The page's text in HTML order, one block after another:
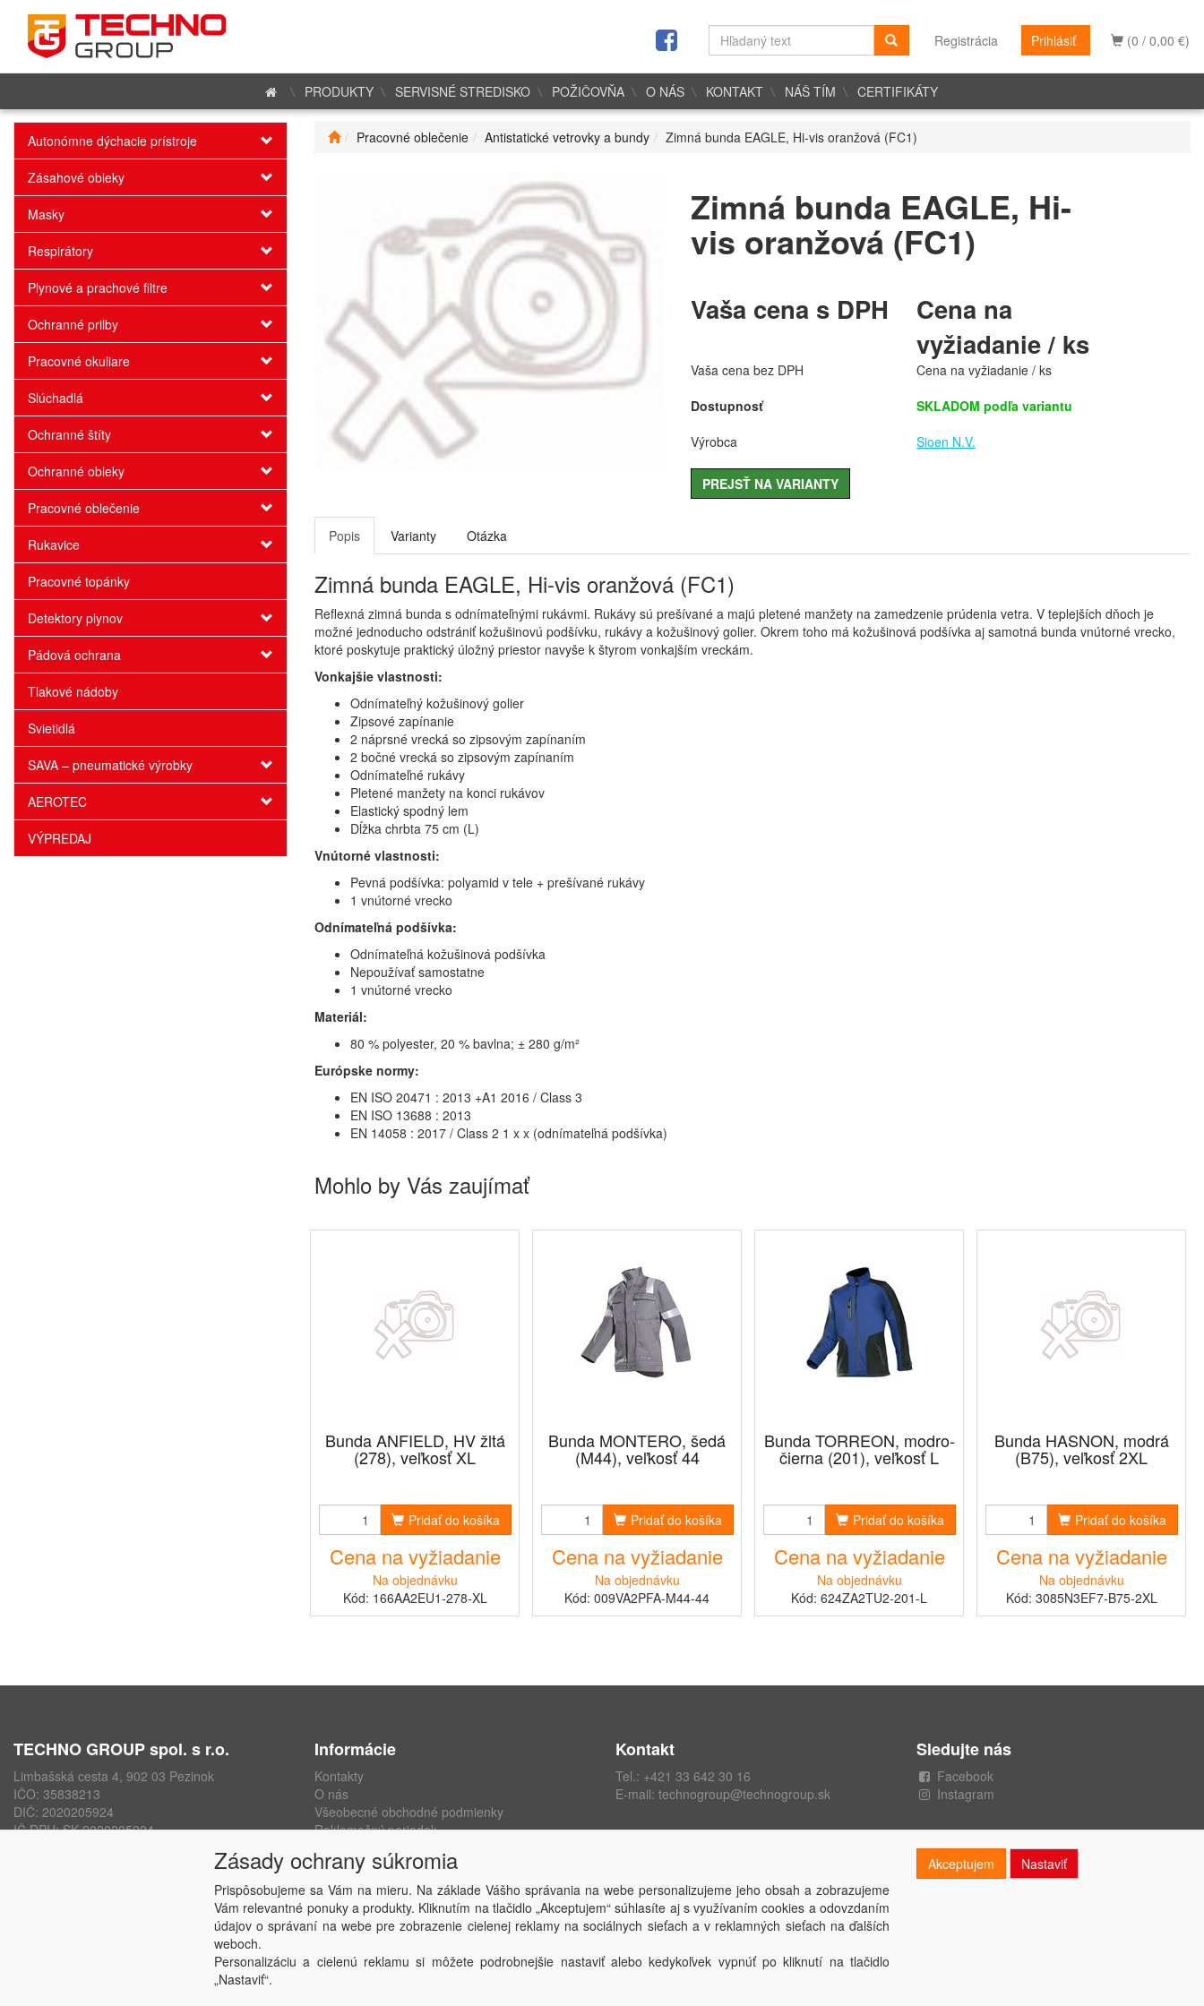
(0 / 0,00 €)
Registrácia Prihlásiť
PRODUKTY SERVISNÉ STREDISKO POŽIČOVŇA O NÁS KONTAKT NÁŠ TÍM CERTIFIKÁTY
Autonómne dýchacie prístroje
Zásahové obleky
Masky
Respirátory
Plynové a prachové filtre
Ochranné prilby
Pracovné okuliare
Slúchadlá
Ochranné štíty
Ochranné obleky
Pracovné oblečenie
Rukavice
Pracovné topánky
Detektory plynov
Pádová ochrana
Tlakové nádoby
Svietidlá
SAVA – pneumatické výrobky
AEROTEC
VÝPREDAJ
Pracovné oblečenie Antistatické vetrovky a bundy Zimná bunda EAGLE, Hi-vis oranžová (FC1)
Zimná bunda EAGLE, Hi-
vis oranžová (FC1)
Vaša cena s DPH
Cena na
vyžiadanie / ks
Vaša cena bez DPH
Cena na vyžiadanie / ks
Dostupnosť
SKLADOM podľa variantu
Výrobca
Sioen N.V.
PREJSŤ NA VARIANTY
Popis Varianty Otázka
Zimná bunda EAGLE, Hi-vis oranžová (FC1)
Reflexná zimná bunda s odnímateľnými rukávmi. Rukávy sú prešívané a majú pletené manžety na zamedzenie prúdenia vetra. V teplejších dňoch je
možné jednoducho odstrániť kožušinovú podšívku, rukávy a kožušinový golier. Okrem toho má kožušinová podšívka aj samotná bunda vnútorné vrecko,
ktoré poskytuje praktický úložný priestor navyše k štyrom vonkajším vreckám.
Vonkajšie vlastnosti:
Odnímateľný kožušinový golier
Zipsové zapínanie
2 náprsné vrecká so zipsovým zapínaním
2 bočné vrecká so zipsovým zapínaním
Odnímateľné rukávy
Pletené manžety na konci rukávov
Elastický spodný lem
Dĺžka chrbta 75 cm (L)
Vnútorné vlastnosti:
Pevná podšívka: polyamid v tele + prešívané rukávy
1 vnútorné vrecko
Odnímateľná podšívka:
Odnímateľná kožušinová podšívka
Nepoužívať samostatne
1 vnútorné vrecko
Materiál:
80 % polyester, 20 % bavlna; ± 280 g/m²
Európske normy:
EN ISO 20471 : 2013 +A1 2016 / Class 3
EN ISO 13688 : 2013
EN 14058 : 2017 / Class 2 1 x x (odnímateľná podšívka)
Mohlo by Vás zaujímať
Bunda ANFIELD, HV žltá
(278), veľkosť XL
Pridať do košíka
Cena na vyžiadanie
Na objednávku
Kód: 166AA2EU1-278-XL
Bunda MONTERO, šedá
(M44), veľkosť 44
Pridať do košíka
Cena na vyžiadanie
Na objednávku
Kód: 009VA2PFA-M44-44
Bunda TORREON, modro-
čierna (201), veľkosť L
Pridať do košíka
Cena na vyžiadanie
Na objednávku
Kód: 624ZA2TU2-201-L
Bunda HASNON, modrá
(B75), veľkosť 2XL
Pridať do košíka
Cena na vyžiadanie
Na objednávku
Kód: 3085N3EF7-B75-2XL
TECHNO GROUP spol. s r.o.
Limbašská cesta 4, 902 03 Pezinok
IČO: 35838213
DIČ: 2020205924
IČ DPH: SK 2020205924
Informácie
Kontakty
O nás
Všeobecné obchodné podmienky
Reklamačný poriadok
Nastavenie súkromia
Odstúpenie od zmluvy
Kontakt
Tel.: +421 33 642 30 16
E-mail: technogroup@technogroup.sk
Sledujte nás
Facebook
Instagram
Copyright © TECHNO GROUP spol. s r.o.2026
Zásady ochrany súkromia
Prispôsobujeme sa Vám na mieru. Na základe Vášho správania na webe personalizujeme jeho obsah a zobrazujeme
Vám relevantné ponuky a produkty. Kliknutím na tlačidlo „Akceptujem“ súhlasíte aj s využívaním cookies a odovzdaním
údajov o správaní na webe pre zobrazenie cielenej reklamy na sociálnych sieťach a v reklamných sieťach na ďalších
weboch.
Personalizáciu a cielenú reklamu si môžete podrobnejšie nastaviť alebo kedykoľvek vypnúť po kliknutí na tlačidlo
„Nastaviť“.
Akceptujem Nastaviť